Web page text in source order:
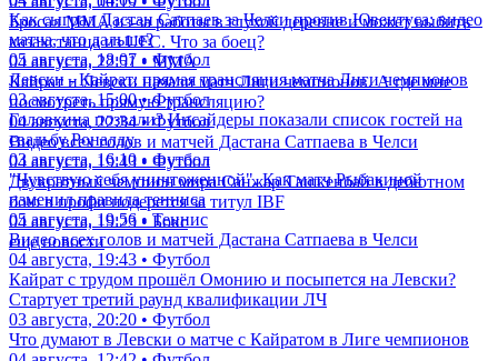
Бросал ММА из-за работы в глухой деревне и может выбить
казахстанца из UFC. Что за боец?
04 августа, 22:51 • ММА
Кайрат и Левски начали матч Лиги чемпионов. А где мне
посмотреть прямую трансляцию?
04 августа, 22:34 • Футбол
Видео всех голов и матчей Дастана Сатпаева в Челси
04 августа, 19:43 • Футбол
Двукратный чемпион мира Санжар Ташкенбай в дебютном
бою в профи подерется за титул IBF
04 августа, 19:23 • Бокс
еще новости
Как сыграл Дастан Сатпаев за Челси против Ювентуса: видео
матча, что дальше?
05 августа, 18:07 • Футбол
Левски - Кайрат: прямая трансляция матча Лиги чемпионов
03 августа, 15:00 • Футбол
Головкина позвали? Инсайдеры показали список гостей на
свадьбу Роналду
03 августа, 16:10 • Футбол
"Чувствую себя уничтоженной". Как матч Рыбакиной
изменил правила тенниса
05 августа, 19:56 • Теннис
Видео всех голов и матчей Дастана Сатпаева в Челси
04 августа, 19:43 • Футбол
Кайрат с трудом прошёл Омонию и посыпется на Левски?
Стартует третий раунд квалификации ЛЧ
03 августа, 20:20 • Футбол
Что думают в Левски о матче с Кайратом в Лиге чемпионов